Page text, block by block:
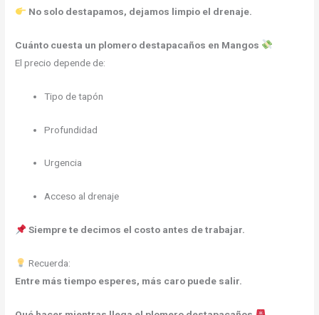
No solo destapamos, dejamos limpio el drenaje.
Cuánto cuesta un plomero destapacaños en Mangos
El precio depende de:
Tipo de tapón
Profundidad
Urgencia
Acceso al drenaje
Siempre te decimos el costo antes de trabajar.
Recuerda:
Entre más tiempo esperes, más caro puede salir.